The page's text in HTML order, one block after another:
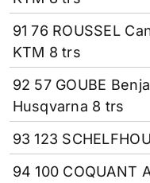
91 76 ROUSSEL
KTM 8 trs
92 57 GOUBE
Husqvarna 8 trs
93 123
94 100 COQUANT